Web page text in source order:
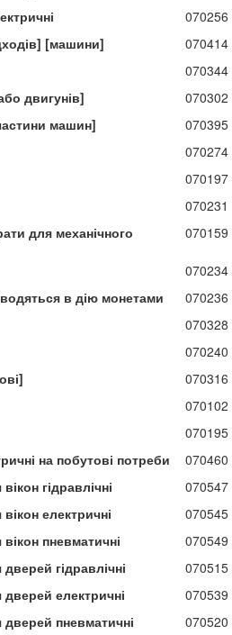
070256
[машини]
070414
070344
двигунів]
070302
машин]
070395
070274
070197
070231
для механічного
070159
070234
в дію монетами
070236
070328
070240
070316
070102
070195
на побутові потреби
070460
гідравлічні
070547
електричні
070545
пневматичні
070549
гідравлічні
070515
дверей електричні
070539
дверей пневматичні
070520